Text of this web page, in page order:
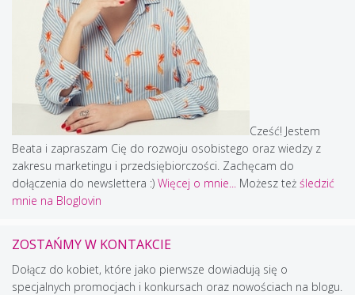
Cześć! Jestem
Beata i zapraszam Cię do rozwoju osobistego oraz wiedzy z
zakresu marketingu i przedsiębiorczości. Zachęcam do
dołączenia do newslettera :) Więcej o mnie... Możesz też śledzić
mnie na Bloglovin
ZOSTAŃMY W KONTAKCIE
Dołącz do kobiet, które jako pierwsze dowiadują się o
specjalnych promocjach i konkursach oraz nowościach na blogu.